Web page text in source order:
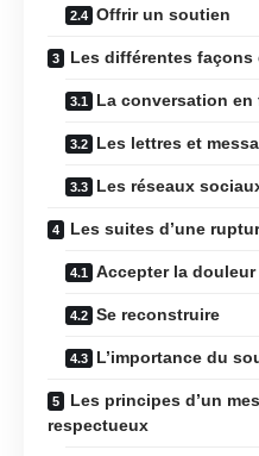
Offrir un soutien
Les différentes façons
La conversation en
Les lettres et
Les réseaux
Les suites d’une
Accepter la douleur
Se reconstruire
L’importance du
Les principes d’un
respectueux